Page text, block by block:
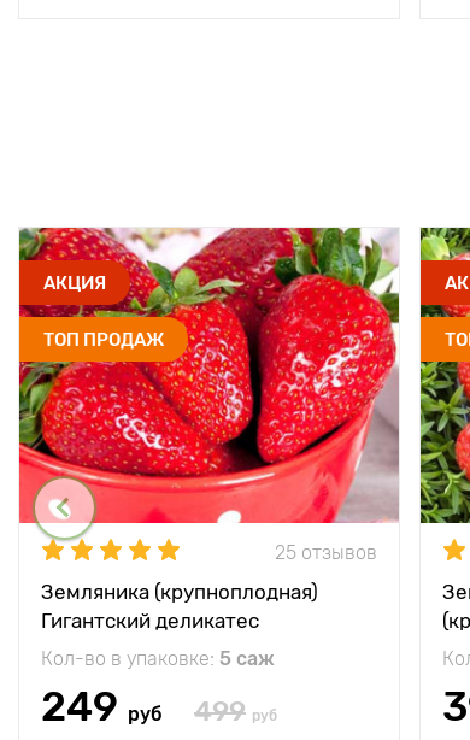
АКЦИЯ
ТОП ПРОДАЖ
25 отзывов
Земляника (крупноплодная)
Гигантский деликатес
Кол-во в упаковке: 5 саж
249 руб 499 руб